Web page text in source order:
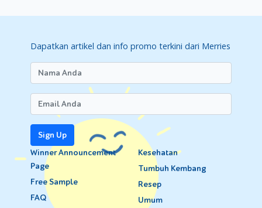
Dapatkan artikel dan info promo terkini dari Merries
Sign Up
Winner Announcement
Page
Free Sample
FAQ
Kesehatan
Tumbuh Kembang
Resep
Umum